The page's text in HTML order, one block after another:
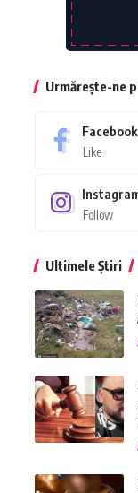
Urmărește-ne
Facebook
Like
Follow
Ultimele Știri